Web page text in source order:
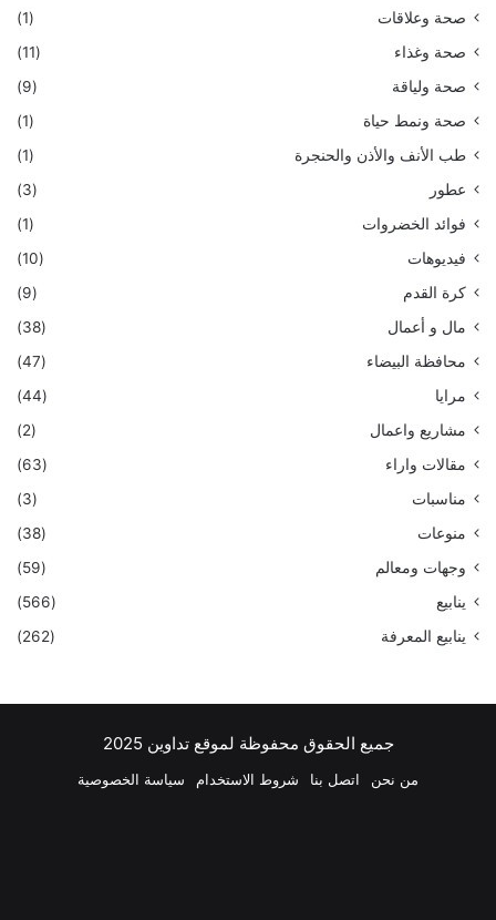
صحة وعلاقات
(1)
صحة وغذاء
(11)
صحة ولياقة
(9)
صحة ونمط حياة
(1)
طب الأنف والأذن والحنجرة
(1)
عطور
(3)
فوائد الخضروات
(1)
فيديوهات
(10)
كرة القدم
(9)
مال و أعمال
(38)
محافظة البيضاء
(47)
مرايا
(44)
مشاريع واعمال
(2)
مقالات واراء
(63)
مناسبات
(3)
منوعات
(38)
وجهات ومعالم
(59)
ينابيع
(566)
ينابيع المعرفة
(262)
جميع الحقوق محفوظة لموقع تداوين 2025
من نحن اتصل بنا شروط الاستخدام سياسة الخصوصية